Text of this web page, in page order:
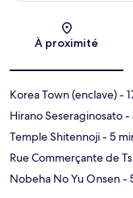
À proximité
Korea Town (enclave)-
Hirano Seseraginosato-
Temple Shitennoji- 5
Rue Commerçante de
Nobeha No Yu Onsen-